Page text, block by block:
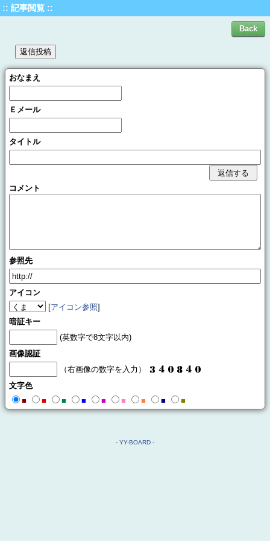
:: 記事閲覧 ::
おなまえ
Ｅメール
タイトル
コメント
参照先
アイコン
[アイコン参照]
暗証キー
(英数字で8文字以内)
画像認証
（右画像の数字を入力）
文字色
■
■ ■ ■ ■ ■ ■ ■ ■
- YY-BOARD -